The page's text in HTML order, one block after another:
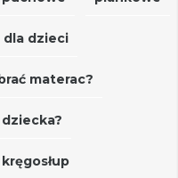
dla dzieci
materac?